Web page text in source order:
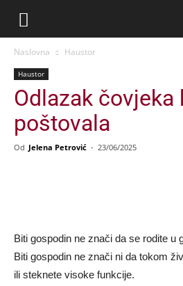
Naslovna Haustor
Haustor
Odlazak čovjeka
poštovala
Od Jelena Petrović - 23/06/2025
Biti gospodin ne znači da se rodite u
Biti gospodin ne znači ni da tokom
ili steknete visoke funkcije.